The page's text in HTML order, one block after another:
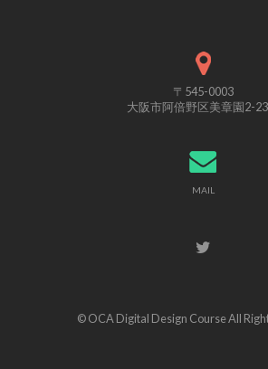
〒545-0003
大阪市阿倍野区美章園2-
MAIL
© OCA Digital Design Course All